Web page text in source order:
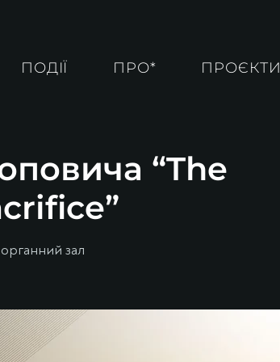
ПОДІЇ ПРО* ПРОЄКТИ
“The
зал